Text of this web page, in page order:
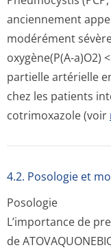
anciennement
modérément
oxygène(P(A-a)O2)
partielle artérielle
chez les patients
cotrimoxazole (voir
4.2. Posologie et
Posologie
L’importance de
de